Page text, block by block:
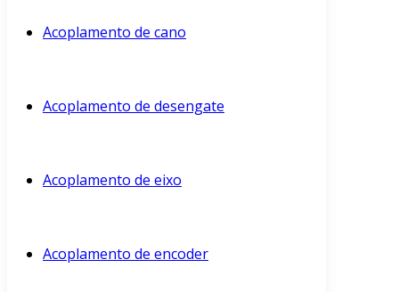
Acoplamento de cano
Acoplamento de desengate
Acoplamento de eixo
Acoplamento de encoder